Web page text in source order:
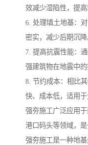
效减少湿陷性，提高
6. 处理填土地基：
密实，减少后期沉降
7. 提高抗震性能：
强建筑物在地震中的
8. 节约成本：相比
快、成本低，适用于
强夯施工广泛应用
港口码头等领域，是
强夯施工是一种地